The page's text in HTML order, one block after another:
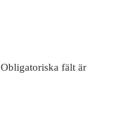
Obligatoriska fält är